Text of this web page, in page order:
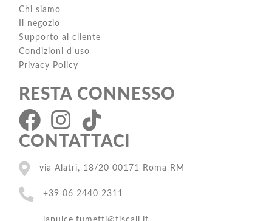
Chi siamo
Il negozio
Supporto al cliente
Condizioni d'uso
Privacy Policy
RESTA CONNESSO
CONTATTACI
via Alatri, 18/20 00171 Roma RM
+39 06 2440 2311